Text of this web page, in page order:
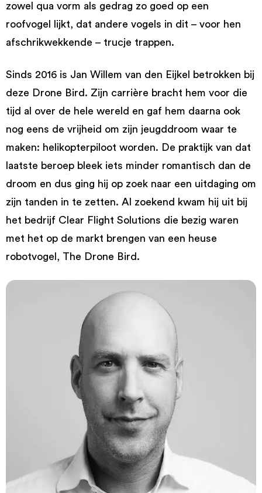
zowel qua vorm als gedrag zo goed op een
roofvogel lijkt, dat andere vogels in dit – voor hen
afschrikwekkende – trucje trappen.
Sinds 2016 is Jan Willem van den Eijkel betrokken bij
deze Drone Bird. Zijn carrière bracht hem voor die
tijd al over de hele wereld en gaf hem daarna ook
nog eens de vrijheid om zijn jeugddroom waar te
maken: helikopterpiloot worden. De praktijk van dat
laatste beroep bleek iets minder romantisch dan de
droom en dus ging hij op zoek naar een uitdaging om
zijn tanden in te zetten. Al zoekend kwam hij uit bij
het bedrijf Clear Flight Solutions die bezig waren
met het op de markt brengen van een heuse
robotvogel, The Drone Bird.